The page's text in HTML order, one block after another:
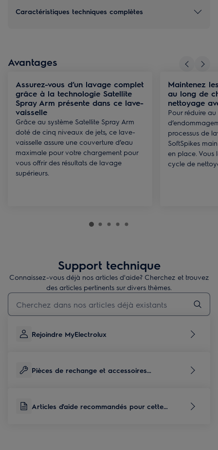
Caractéristiques techniques complètes
Avantages
Assurez-vous d’un lavage complet
grâce à la technologie Satellite
Spray Arm présente dans ce lave-
vaisselle
Grâce au système Satellite Spray Arm
doté de cinq niveaux de jets, ce lave-
vaisselle assure une couverture d’eau
maximale pour votre chargement pour
vous offrir des résultats de lavage
supérieurs.
Maintenez
au long de
nettoyage
Pour réduire
processus de
SoftSpikes
en place.
cycle de
Support technique
Connaissez-vous déjà nos articles d'aide? Cherchez et trouvez
des articles pertinents sur divers thèmes.
Taper pour rechercher des articles de conseils
Rejoindre MyElectrolux
Pièces de rechange et accessoires
Articles d'aide recommandés pour cette